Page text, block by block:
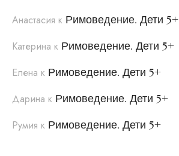
Анастасия к Римоведение. Дети 5+
Катерина к Римоведение. Дети 5+
Елена к Римоведение. Дети 5+
Дарина к Римоведение. Дети 5+
Румия к Римоведение. Дети 5+